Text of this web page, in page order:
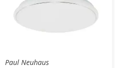
Paul Neuhaus